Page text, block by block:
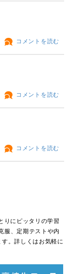
コメントを読む
コメントを読む
コメントを読む
りにピッタリの学習
服、定期テストや内
。詳しくはお気軽に